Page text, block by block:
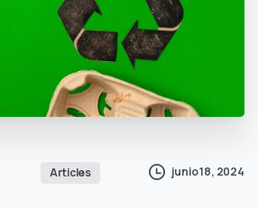
Articles junio 18, 2024